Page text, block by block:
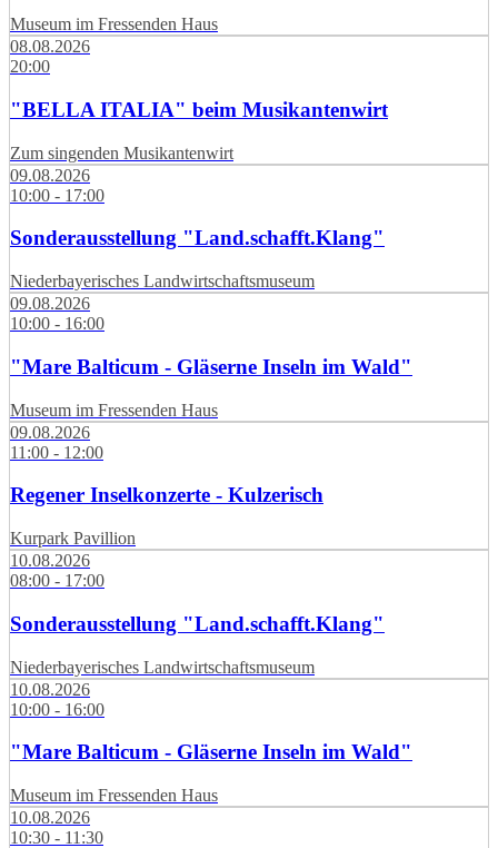
Museum im Fressenden Haus
08.08.2026
20:00
"BELLA ITALIA" beim Musikantenwirt
Zum singenden Musikantenwirt
09.08.2026
10:00 - 17:00
Sonderausstellung "Land.schafft.Klang"
Niederbayerisches Landwirtschaftsmuseum
09.08.2026
10:00 - 16:00
"Mare Balticum - Gläserne Inseln im Wald"
Museum im Fressenden Haus
09.08.2026
11:00 - 12:00
Regener Inselkonzerte - Kulzerisch
Kurpark Pavillion
10.08.2026
08:00 - 17:00
Sonderausstellung "Land.schafft.Klang"
Niederbayerisches Landwirtschaftsmuseum
10.08.2026
10:00 - 16:00
"Mare Balticum - Gläserne Inseln im Wald"
Museum im Fressenden Haus
10.08.2026
10:30 - 11:30